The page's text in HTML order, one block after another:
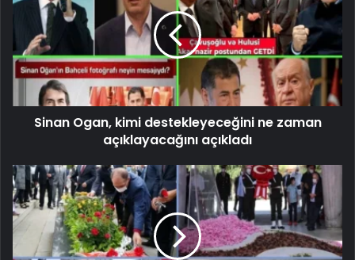
Sinan Ogan, kimi destekleyeceğini ne zaman
açıklayacağını açıkladı